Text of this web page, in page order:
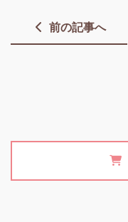
前の記事へ